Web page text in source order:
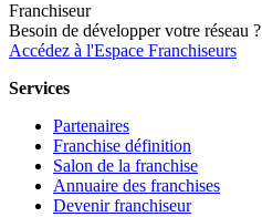
Franchiseur
Besoin de développer votre réseau ?
Accédez à l'Espace Franchiseurs
Services
Partenaires
Franchise définition
Salon de la franchise
Annuaire des franchises
Devenir franchiseur